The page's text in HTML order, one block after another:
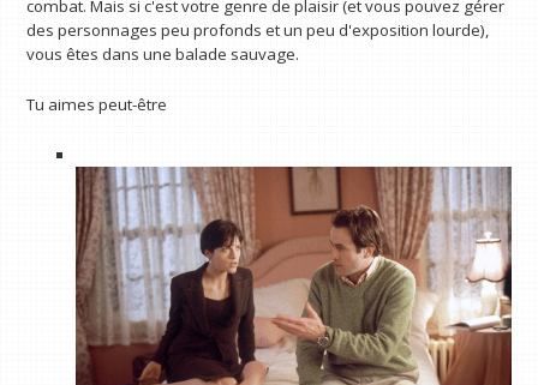
combat. Mais si c'est votre genre de plaisir (et vous pouvez gérer
des personnages peu profonds et un peu d'exposition lourde),
vous êtes dans une balade sauvage.
Tu aimes peut-être